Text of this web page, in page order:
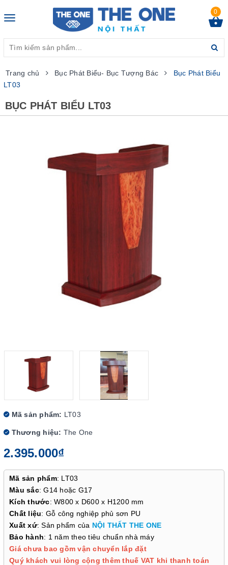
Toggle
0
Trang chủ Bục Phát Biểu- Bục Tượng Bác
Bục Phát Biểu
LT03
BỤC PHÁT BIỂU LT03
Mã sản phẩm: LT03
Thương hiệu: The One
2.395.000₫
Mã sản phẩm: LT03
Màu sắc: G14 hoặc G17
Kích thước: W800 x D600 x H1200 mm
Chất liệu: Gỗ công nghiệp phủ sơn PU
Xuất xứ: Sản phẩm của NỘI THẤT THE ONE
Bảo hành: 1 năm theo tiêu chuẩn nhà máy
Giá chưa bao gồm vận chuyển lắp đặt
Quý khách vui lòng cộng thêm thuế VAT khi thanh toán